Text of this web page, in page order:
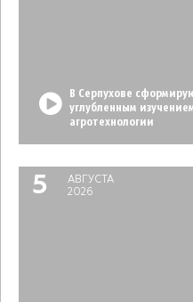
В Серпухове
углубленным
агротехнологии
5
АВГУСТА
2026